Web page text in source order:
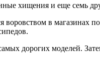
хищения и еще семь
воровством в
дорогих моделей.